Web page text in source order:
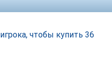
чтобы купить 36